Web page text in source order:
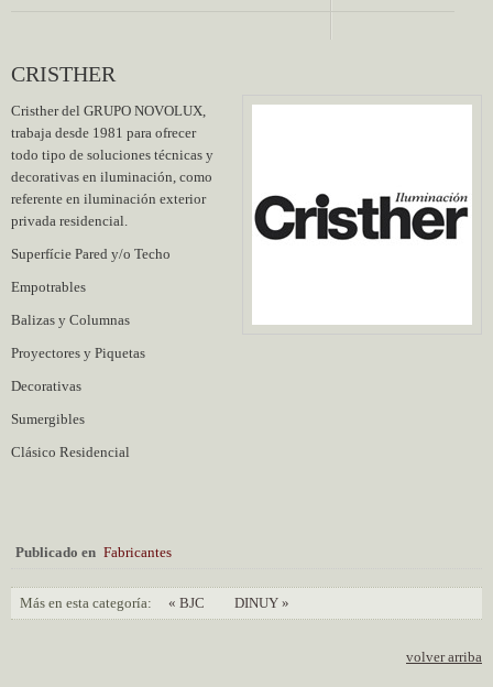
CRISTHER
Cristherdel GRUPO NOVOLUX,
trabaja desde 1981 para ofrecer
todo tipo de soluciones técnicas y
decorativas en iluminación, como
referente en iluminación exterior
privada residencial.
Superfície Pared y/o Techo
Empotrables
Balizas y Columnas
Proyectores y Piquetas
Decorativas
Sumergibles
Clásico Residencial
Publicado en Fabricantes
Más en esta categoría: « BJC DINUY »
volver arriba